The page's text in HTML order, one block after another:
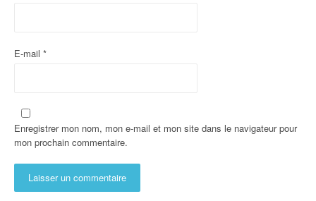
E-mail *
Enregistrer mon nom, mon e-mail et mon site dans le navigateur pour
mon prochain commentaire.